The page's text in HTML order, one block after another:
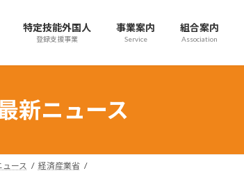
特定技能外国人
登録支援事業
事業案内
Service
組合案内
Association
新ニュース
ース
経済産業省